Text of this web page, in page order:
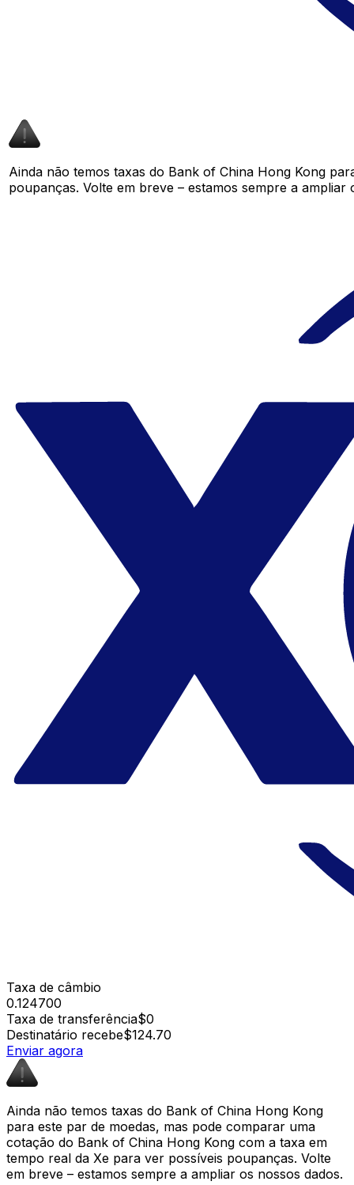
Ainda não temos taxas do Bank of China Hong Kong
poupanças. Volte em breve – estamos sempre a ampliar
Taxa de câmbio
0.124700
Taxa de transferência$0
Destinatário recebe$124.70
Enviar agora
Ainda não temos taxas do Bank of China Hong Kong
para este par de moedas, mas pode comparar uma
cotação do Bank of China Hong Kong com a taxa em
tempo real da Xe para ver possíveis poupanças. Volte
em breve – estamos sempre a ampliar os nossos dados.